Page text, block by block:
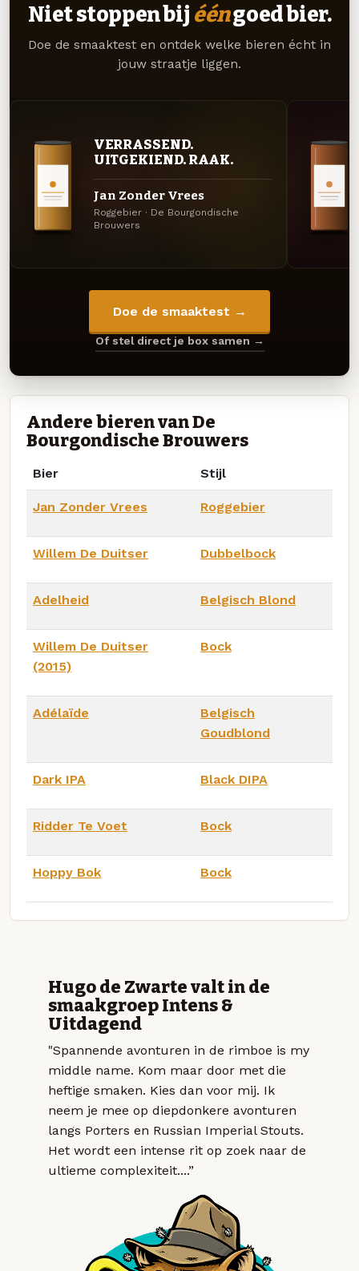
Niet stoppen bij ééngoed bier.
Doe de smaaktest en ontdek welke bieren écht in
jouw straatje liggen.
VERRASSEND.
UITGEKIEND. RAAK.
Jan Zonder Vrees
Roggebier · De Bourgondische
Brouwers
Doe de smaaktest →
Of stel direct je box samen →
Andere bieren van De
Bourgondische Brouwers
Bier Stijl
Jan Zonder Vrees Roggebier
Willem De Duitser Dubbelbock
Adelheid Belgisch Blond
Willem De Duitser
(2015)
Bock
Adélaïde
Belgisch
Goudblond
Dark IPA Black DIPA
Ridder Te Voet Bock
Hoppy Bok Bock
Hugo de Zwarte valt in de
smaakgroep Intens &
Uitdagend
"Spannende avonturen in de rimboe is my
middle name. Kom maar door met die
heftige smaken. Kies dan voor mij. Ik
neem je mee op diepdonkere avonturen
langs Porters en Russian Imperial Stouts.
Het wordt een intense rit op zoek naar de
ultieme complexiteit....”